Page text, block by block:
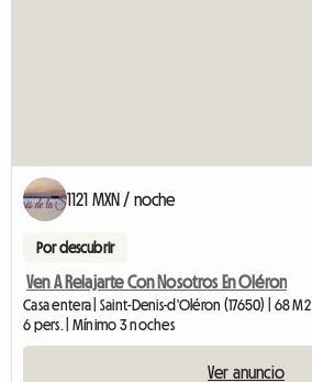
1121 MXN / noche
Por descubrir
Ven A Relajarte Con Nosotros En Oléron
Casa entera | Saint-Denis-d'Oléron (17650) | 68 M2
6 pers. | Mínimo 3 noches
Ver anuncio